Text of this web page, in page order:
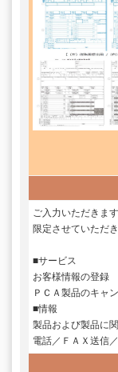
ご入力いただきま
限定させていただ
■サービス
お客様情報の登録
ＰＣＡ製品のキャ
■情報
製品および製品に
電話／ＦＡＸ送信